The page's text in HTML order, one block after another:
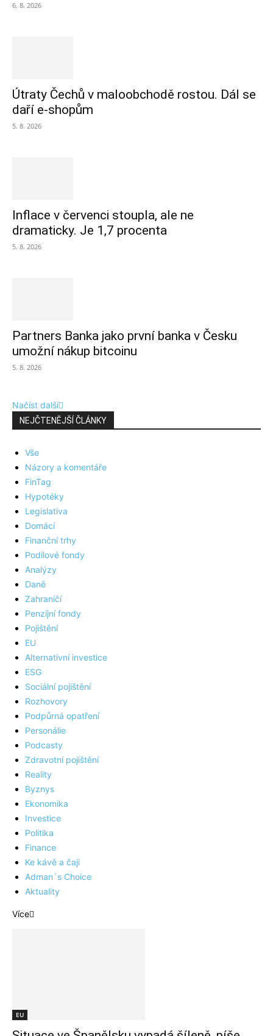
6. 8. 2026
Útraty Čechů v maloobchodě rostou. Dál se
daří e-shopům
5. 8. 2026
Inflace v červenci stoupla, ale ne
dramaticky. Je 1,7 procenta
5. 8. 2026
Partners Banka jako první banka v Česku
umožní nákup bitcoinu
5. 8. 2026
Načíst další
NEJČTENĚJŠÍ ČLÁNKY
Vše
Názory a komentáře
FinTag
Hypotéky
Legislativa
Domácí
Finanční trhy
Podílové fondy
Analýzy
Daně
Zahraničí
Penzijní fondy
Pojištění
EU
Alternativní investice
ESG
Sociální pojištění
Rozhovory
Podpůrná opatření
Personálie
Podcasty
Zdravotní pojištění
Reality
Byznys
Ekonomika
Investice
Politika
Finance
Ke kávě a čaji
Adman´s Choice
Aktuality
Více
EU